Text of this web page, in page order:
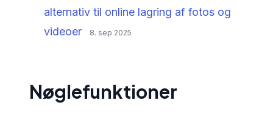
alternativ til online lagring af fotos og
videoer
8. sep 2025
Nøglefunktioner